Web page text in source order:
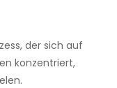
der sich auf
konzentriert,